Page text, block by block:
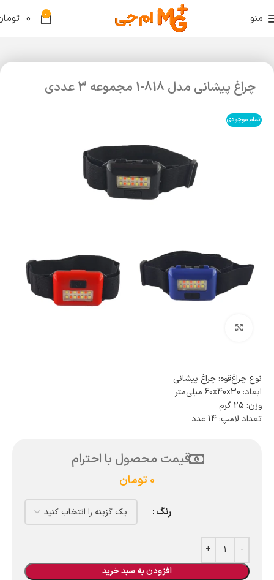
منو 0
0
چراغ پیشانی مدل 818-1 مجموعه 3 عددی
اتمام موجودی
نوع چراغ‌قوه: چراغ پیشانی
ابعاد: 60x40x30 میلی‌متر
وزن: 25 گرم
تعداد لامپ: 14 عدد
قیمت محصول با احترام
0 تومان
رنگ
افزودن به سبد خرید